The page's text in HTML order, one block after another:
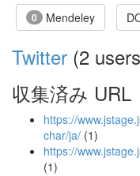
0 Mendeley
Twitter (2
収集済み URL
https://
char/ja/ (1)
https://
(1)